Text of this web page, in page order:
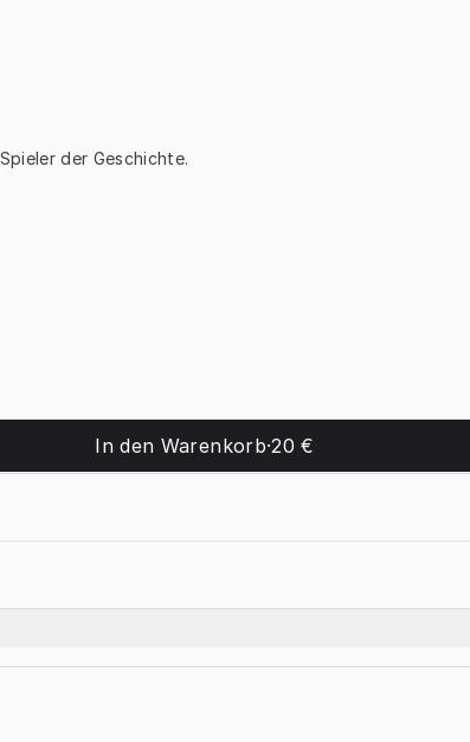
der Geschichte.
In den Warenkorb·20 €